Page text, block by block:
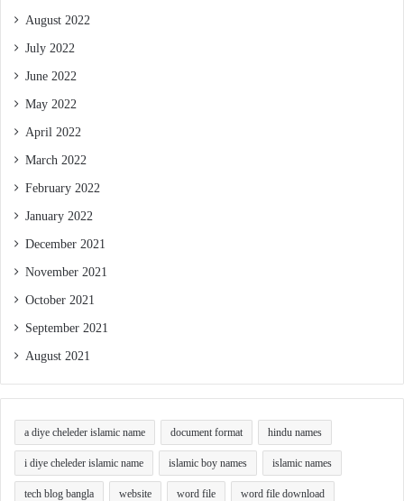
August 2022
July 2022
June 2022
May 2022
April 2022
March 2022
February 2022
January 2022
December 2021
November 2021
October 2021
September 2021
August 2021
a diye cheleder islamic name document format hindu names
i diye cheleder islamic name islamic boy names islamic names
tech blog bangla website word file word file download